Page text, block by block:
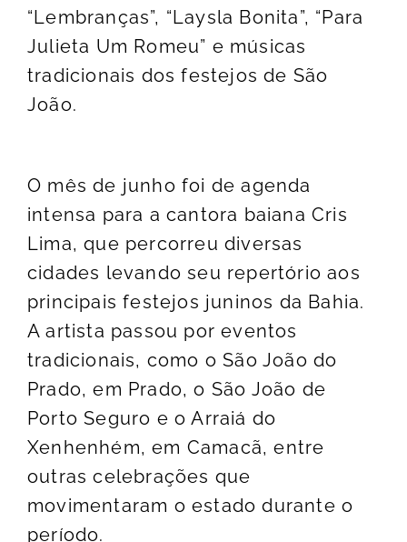
“Lembranças”, “Laysla Bonita”, “Para
Julieta Um Romeu” e músicas
tradicionais dos festejos de São
João.
O mês de junho foi de agenda
intensa para a cantora baiana Cris
Lima, que percorreu diversas
cidades levando seu repertório aos
principais festejos juninos da Bahia.
A artista passou por eventos
tradicionais, como o São João do
Prado, em Prado, o São João de
Porto Seguro e o Arraiá do
Xenhenhém, em Camacã, entre
outras celebrações que
movimentaram o estado durante o
período.